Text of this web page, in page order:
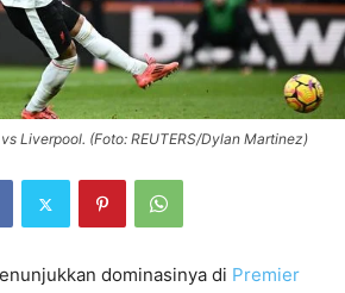
Liverpool. (Foto: REUTERS/Dylan Martinez)
dominasinya di Premier